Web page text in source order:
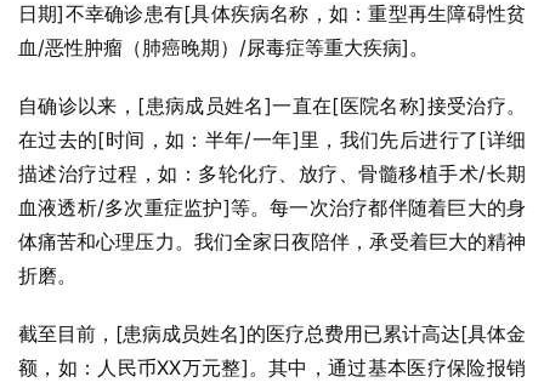
日期]不幸确诊患有[具体疾病名称，如：重型再生障碍性贫
血/恶性肿瘤（肺癌晚期）/尿毒症等重大疾病]。
自确诊以来，[患病成员姓名]一直在[医院名称]接受治疗。
在过去的[时间，如：半年/一年]里，我们先后进行了[详细
描述治疗过程，如：多轮化疗、放疗、骨髓移植手术/长期
血液透析/多次重症监护]等。每一次治疗都伴随着巨大的身
体痛苦和心理压力。我们全家日夜陪伴，承受着巨大的精神
折磨。
截至目前，[患病成员姓名]的医疗总费用已累计高达[具体金
额，如：人民币XX万元整]。其中，通过基本医疗保险报销